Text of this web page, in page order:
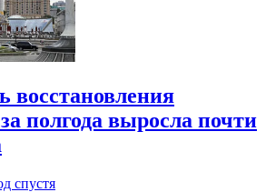
восстановления
полгода выросла почти
спустя